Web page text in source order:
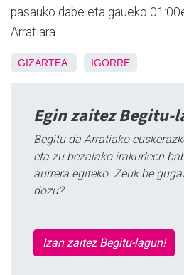
pasauko dabe eta gaueko
Arratiara.
GIZARTEA IGORRE
Egin zaitez Begitu-
Begitu da Arratiako
eta zu bezalako irakurleen
aurrera egiteko. Zeuk be
dozu?
Izan zaitez Begitu-lagun!